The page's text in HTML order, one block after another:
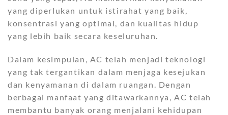
yang diperlukan untuk istirahat yang baik,
konsentrasi yang optimal, dan kualitas hidup
yang lebih baik secara keseluruhan.
Dalam kesimpulan, AC telah menjadi teknologi
yang tak tergantikan dalam menjaga kesejukan
dan kenyamanan di dalam ruangan. Dengan
berbagai manfaat yang ditawarkannya, AC telah
membantu banyak orang menjalani kehidupan